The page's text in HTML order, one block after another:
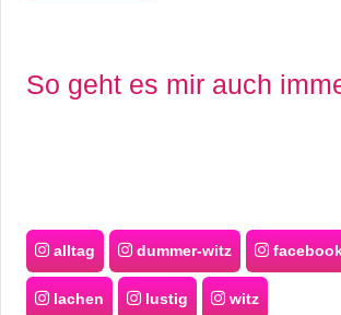
So geht es mir auch
alltag dummer-witz
lachen lustig witz